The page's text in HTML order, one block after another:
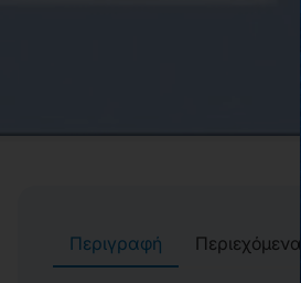
Περιγραφή Περιεχόμενα